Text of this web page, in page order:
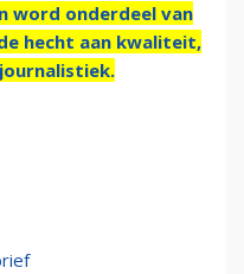
word onderdeel van
hecht aan kwaliteit,